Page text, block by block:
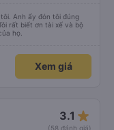
Anh ấy đón tôi đúng
rất biết ơn tài xế và bộ
họ.
Xem giá
3.1 star_rate
(58 đánh giá)